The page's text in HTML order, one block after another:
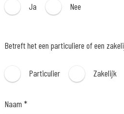
Ja Nee
Betreft het een particuliere of een
Particulier Zakelijk
Naam *